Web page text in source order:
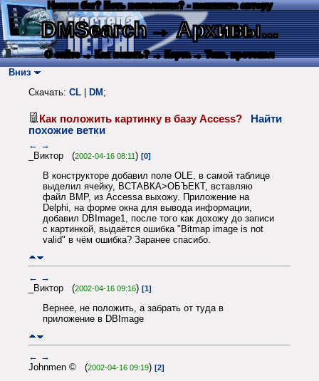
Нашли баг? Есть пожелания? - напишите автору
DMSearch→ Архивы...
О сайте → Как искать? → Карта → Текс. протокол
Вниз
Скачать: CL DM ;
Как положить картинку в базу Access?
Найти
похожие ветки
← →
_Виктор (2002-04-16 08:11) [0]
В конструкторе добавил поле OLE, в самой таблице
выделил ячейку, ВСТАВКА>ОБЪЕКТ, вставляю
файл BMP, из Accessa выхожу. Приложение на
Delphi, на форме окна для вывода информации,
добавил DBImage1, после того как дохожу до записи
с картинкой, выдаётся ошибка "Bitmap image is not
valid" в чём ошибка? Заранее спасибо.
← →
_Виктор (2002-04-16 09:16) [1]
Вернее, не положить, а забрать от туда в
приложение в DBImage
← →
Johnmen © (2002-04-16 09:19) [2]